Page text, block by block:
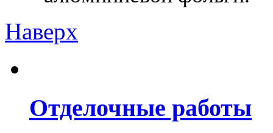
Наверх
Отделочные работы